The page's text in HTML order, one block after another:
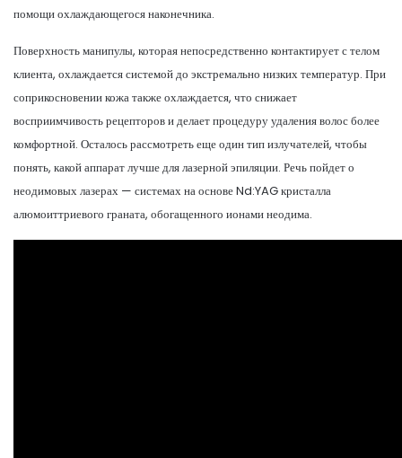
помощи охлаждающегося наконечника.
Поверхность манипулы, которая непосредственно контактирует с телом
клиента, охлаждается системой до экстремально низких температур. При
соприкосновении кожа также охлаждается, что снижает
восприимчивость рецепторов и делает процедуру удаления волос более
комфортной. Осталось рассмотреть еще один тип излучателей, чтобы
понять, какой аппарат лучше для лазерной эпиляции. Речь пойдет о
неодимовых лазерах — системах на основе Nd:YAG кристалла
алюмоиттриевого граната, обогащенного ионами неодима.